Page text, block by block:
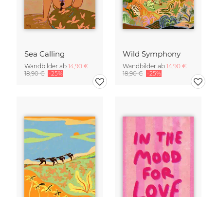
Sea Calling
Wandbilder ab 14,90 €
18,90 € -25%
Wild Symphony
Wandbilder ab 14,90 €
18,90 € -25%